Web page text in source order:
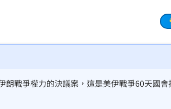
戰爭權力的決議案，這是美伊戰爭60天國